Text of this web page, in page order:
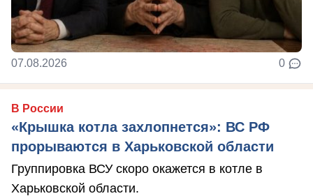
07.08.2026 0
В России
«Крышка котла захлопнется»: ВС РФ
прорываются в Харьковской области
Группировка ВСУ скоро окажется в котле в
Харьковской области.